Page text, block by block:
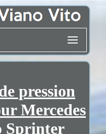
pression
Mercedes
Sprinter